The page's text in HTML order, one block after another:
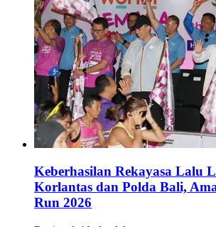
Keberhasilan Rekayasa Lalu
Korlantas dan Polda Bali,
Run 2026